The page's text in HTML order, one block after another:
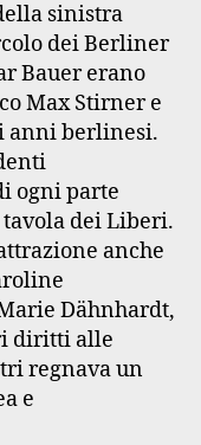
sinistra
dei Berliner
Bauer erano
Max Stirner e
anni berlinesi.
ogni parte
dei Liberi.
anche
Dähnhardt,
diritti alle
regnava un
e